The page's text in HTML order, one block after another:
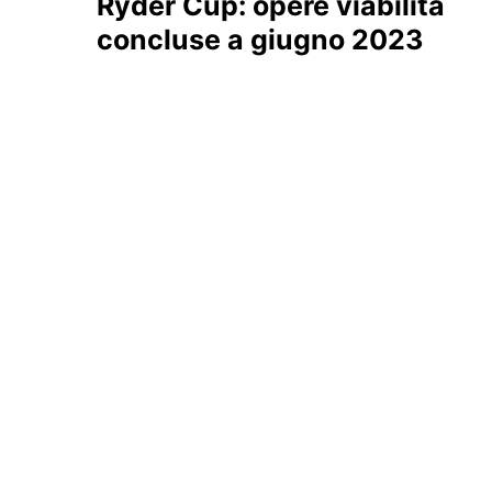
concluse a giugno 2023